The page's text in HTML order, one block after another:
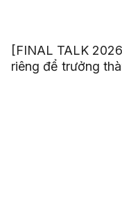
[FINAL TALK
riêng để trưởng